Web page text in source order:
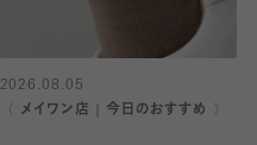
2026.08.05
〈 メイワン店｜今日のおすすめ 〉